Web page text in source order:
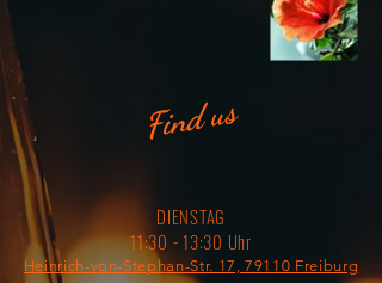
Find us
DIENSTAG
11:30 - 13:30 Uhr
Heinrich-von-Stephan-Str. 17, 79110 Freiburg